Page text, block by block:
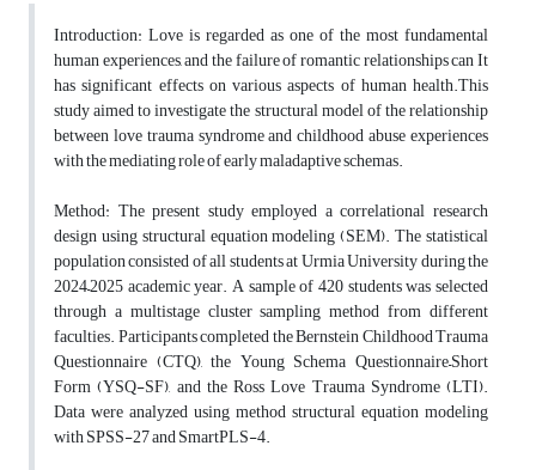
Introduction: Love is regarded as one of the most fundamental
human experiences, and the failure of romantic relationships can It
has significant effects on various aspects of human health.This
study aimed to investigate the structural model of the relationship
between love trauma syndrome and childhood abuse experiences
with the mediating role of early maladaptive schemas.
Method: The present study employed a correlational research
design using structural equation modeling (SEM). The statistical
population consisted of all students at Urmia University during the
2024–2025 academic year. A sample of 420 students was selected
through a multistage cluster sampling method from different
faculties. Participants completed the Bernstein Childhood Trauma
Questionnaire (CTQ), the Young Schema Questionnaire–Short
Form (YSQ-SF), and the Ross Love Trauma Syndrome (LTI).
Data were analyzed using method structural equation modeling
with SPSS-27 and SmartPLS-4.